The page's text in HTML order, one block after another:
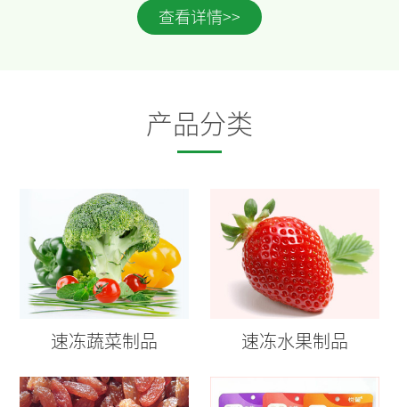
查看详情>>
产品分类
速冻蔬菜制品 速冻水果制品